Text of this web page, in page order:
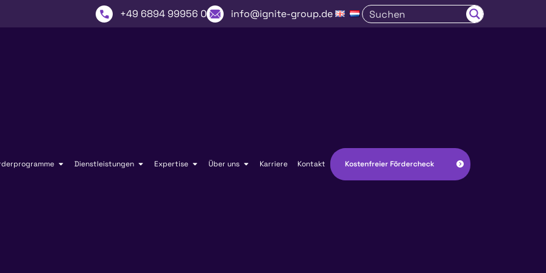
+49 6894 99956 0 info@ignite-group.de
Dienstleistungen Expertise Über uns Karriere Kontakt Kostenfreier Fördercheck